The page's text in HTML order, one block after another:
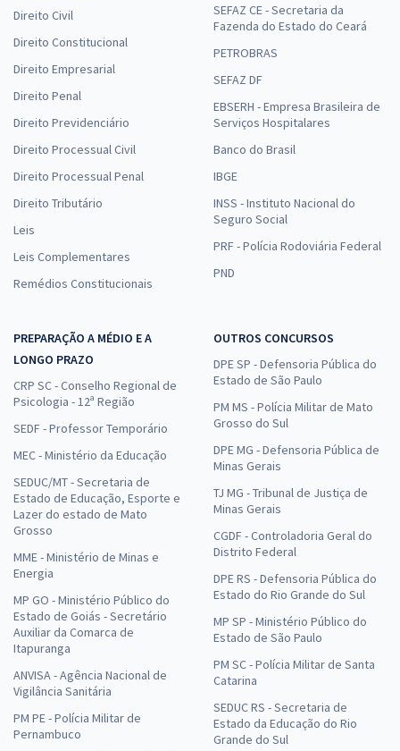
Direito Civil
Direito Constitucional
Direito Empresarial
Direito Penal
Direito Previdenciário
Direito Processual Civil
Direito Processual Penal
Direito Tributário
Leis
Leis Complementares
Remédios Constitucionais
SEFAZ CE - Secretaria da
Fazenda do Estado do Ceará
PETROBRAS
SEFAZ DF
EBSERH - Empresa Brasileira de
Serviços Hospitalares
Banco do Brasil
IBGE
INSS - Instituto Nacional do
Seguro Social
PRF - Polícia Rodoviária Federal
PND
PREPARAÇÃO A MÉDIO E A
LONGO PRAZO
CRP SC - Conselho Regional de
Psicologia - 12ª Região
SEDF - Professor Temporário
MEC - Ministério da Educação
SEDUC/MT - Secretaria de
Estado de Educação, Esporte e
Lazer do estado de Mato
Grosso
MME - Ministério de Minas e
Energia
MP GO - Ministério Público do
Estado de Goiás - Secretário
Auxiliar da Comarca de
Itapuranga
ANVISA - Agência Nacional de
Vigilância Sanitária
PM PE - Polícia Militar de
Pernambuco
OUTROS CONCURSOS
DPE SP - Defensoria Pública do
Estado de São Paulo
PM MS - Polícia Militar de Mato
Grosso do Sul
DPE MG - Defensoria Pública de
Minas Gerais
TJ MG - Tribunal de Justiça de
Minas Gerais
CGDF - Controladoria Geral do
Distrito Federal
DPE RS - Defensoria Pública do
Estado do Rio Grande do Sul
MP SP - Ministério Público do
Estado de São Paulo
PM SC - Polícia Militar de Santa
Catarina
SEDUC RS - Secretaria de
Estado da Educação do Rio
Grande do Sul